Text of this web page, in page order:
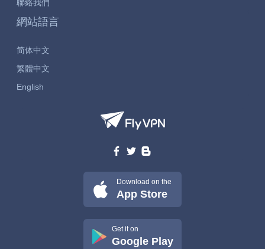
聯絡我們
網站語言
简体中文
繁體中文
English
Download on the
App Store
Get it on
Google Play